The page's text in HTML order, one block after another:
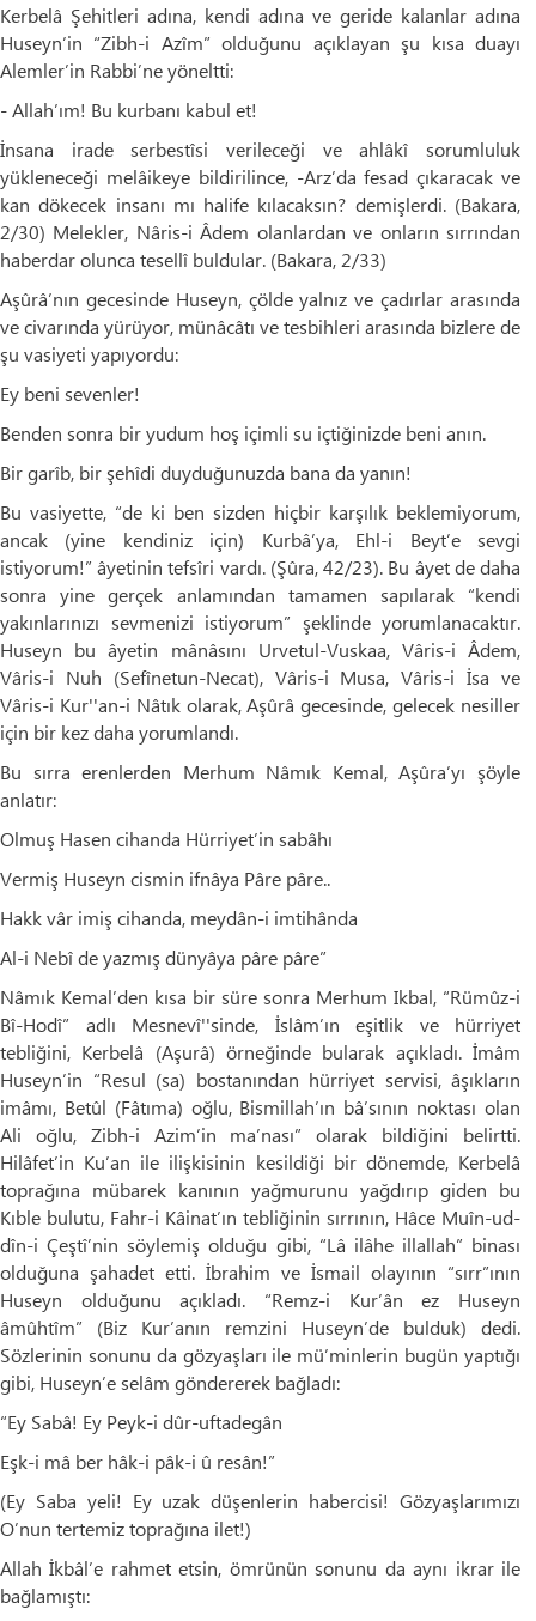
Kerbelâ Şehitleri adına, kendi adına ve geride kalanlar adına
Huseyn’in “Zibh-i Azîm” olduğunu açıklayan şu kısa duayı
Alemler’in Rabbi’ne yöneltti:
- Allah’ım! Bu kurbanı kabul et!
İnsana irade serbestîsi verileceği ve ahlâkî sorumluluk
yükleneceği melâikeye bildirilince, -Arz’da fesad çıkaracak ve
kan dökecek insanı mı halife kılacaksın? demişlerdi. (Bakara,
2/30) Melekler, Nâris-i Âdem olanlardan ve onların sırrından
haberdar olunca tesellî buldular. (Bakara, 2/33)
Aşûrâ’nın gecesinde Huseyn, çölde yalnız ve çadırlar arasında
ve civarında yürüyor, münâcâtı ve tesbihleri arasında bizlere de
şu vasiyeti yapıyordu:
Ey beni sevenler!
Benden sonra bir yudum hoş içimli su içtiğinizde beni anın.
Bir garîb, bir şehîdi duyduğunuzda bana da yanın!
Bu vasiyette, “de ki ben sizden hiçbir karşılık beklemiyorum,
ancak (yine kendiniz için) Kurbâ’ya, Ehl-i Beyt’e sevgi
istiyorum!” âyetinin tefsîri vardı. (Şûra, 42/23). Bu âyet de daha
sonra yine gerçek anlamından tamamen sapılarak “kendi
yakınlarınızı sevmenizi istiyorum” şeklinde yorumlanacaktır.
Huseyn bu âyetin mânâsını Urvetul-Vuskaa, Vâris-i Âdem,
Vâris-i Nuh (Sefînetun-Necat), Vâris-i Musa, Vâris-i İsa ve
Vâris-i Kur''an-i Nâtık olarak, Aşûrâ gecesinde, gelecek nesiller
için bir kez daha yorumlandı.
Bu sırra erenlerden Merhum Nâmık Kemal, Aşûra’yı şöyle
anlatır:
Olmuş Hasen cihanda Hürriyet’in sabâhı
Vermiş Huseyn cismin ifnâya Pâre pâre..
Hakk vâr imiş cihanda, meydân-i imtihânda
Al-i Nebî de yazmış dünyâya pâre pâre”
Nâmık Kemal’den kısa bir süre sonra Merhum Ikbal, “Rümûz-i
Bî-Hodî” adlı Mesnevî''sinde, İslâm’ın eşitlik ve hürriyet
tebliğini, Kerbelâ (Aşurâ) örneğinde bularak açıkladı. İmâm
Huseyn’in “Resul (sa) bostanından hürriyet servisi, âşıkların
imâmı, Betûl (Fâtıma) oğlu, Bismillah’ın bâ’sının noktası olan
Ali oğlu, Zibh-i Azim’in ma’nası” olarak bildiğini belirtti.
Hilâfet’in Ku’an ile ilişkisinin kesildiği bir dönemde, Kerbelâ
toprağına mübarek kanının yağmurunu yağdırıp giden bu
Kıble bulutu, Fahr-i Kâinat’ın tebliğinin sırrının, Hâce Muîn-ud-
dîn-i Çeştî’nin söylemiş olduğu gibi, “Lâ ilâhe illallah” binası
olduğuna şahadet etti. İbrahim ve İsmail olayının “sırr”ının
Huseyn olduğunu açıkladı. “Remz-i Kur’ân ez Huseyn
âmûhtîm” (Biz Kur’anın remzini Huseyn’de bulduk) dedi.
Sözlerinin sonunu da gözyaşları ile mü’minlerin bugün yaptığı
gibi, Huseyn’e selâm göndererek bağladı:
“Ey Sabâ! Ey Peyk-i dûr-uftadegân
Eşk-i mâ ber hâk-i pâk-i û resân!”
(Ey Saba yeli! Ey uzak düşenlerin habercisi! Gözyaşlarımızı
O’nun tertemiz toprağına ilet!)
Allah İkbâl’e rahmet etsin, ömrünün sonunu da aynı ikrar ile
bağlamıştı: